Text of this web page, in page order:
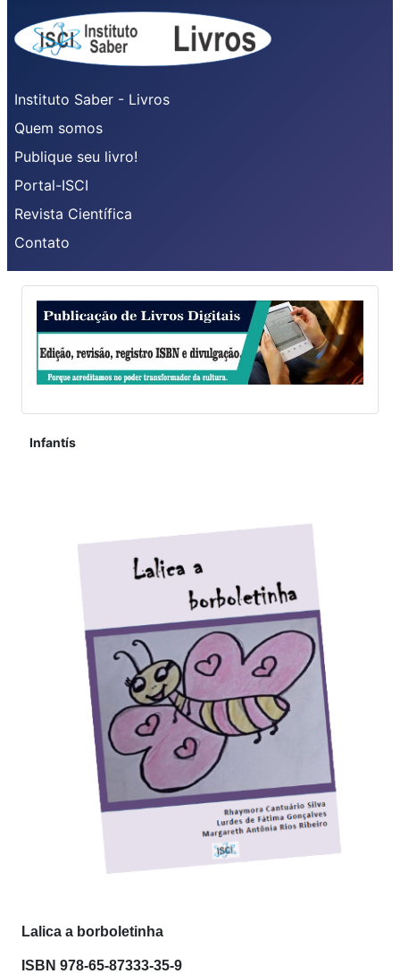
Instituto Saber - Livros
Quem somos
Publique seu livro!
Portal-ISCI
Revista Científica
Contato
Infantís
Lalica a borboletinha
ISBN 978-65-87333-35-9